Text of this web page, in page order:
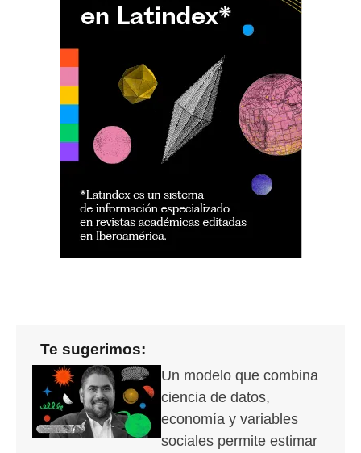
Te sugerimos:
Un modelo que combina
ciencia de datos,
economía y variables
sociales permite estimar